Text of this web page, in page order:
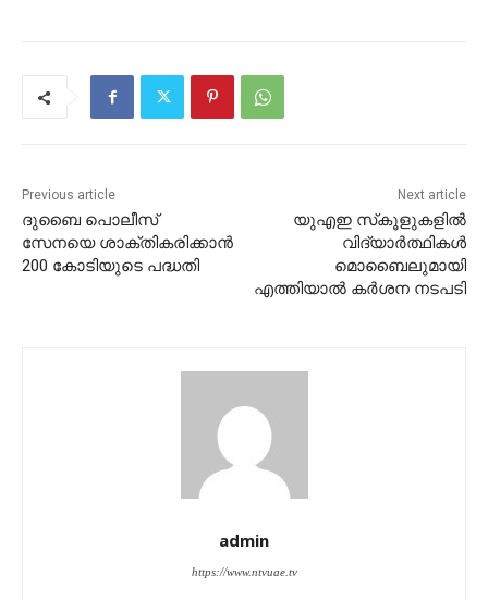
Previous article
ദുബൈ പൊലീസ്
സേനയെ ശാക്തികരിക്കാന്‍
200 കോടിയുടെ പദ്ധതി
Next article
യുഎഇ സ്‌കൂളുകളില്‍
വിദ്യാര്‍ത്ഥികള്‍
മൊബൈലുമായി
എത്തിയാല്‍ കര്‍ശന നടപടി
admin
https://www.ntvuae.tv